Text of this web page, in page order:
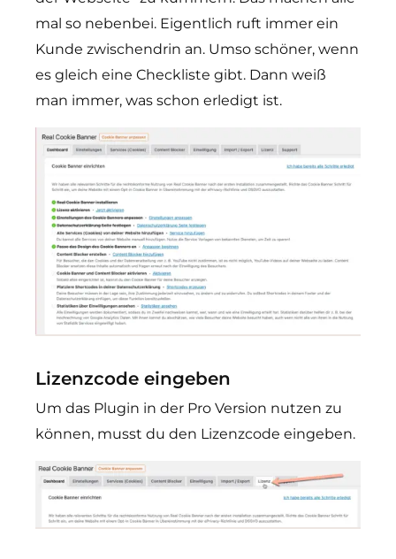
mal so nebenbei. Eigentlich ruft immer ein
Kunde zwischendrin an. Umso schöner, wenn
es gleich eine Checkliste gibt. Dann weiß
man immer, was schon erledigt ist.
Lizenzcode eingeben
Um das Plugin in der Pro Version nutzen zu
können, musst du den Lizenzcode eingeben.